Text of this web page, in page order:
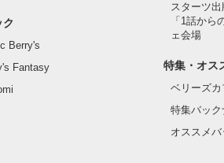
ク
Berry's
Fantasy
スターツ
「1話から
ェ会場
特集・オス
ベリーズ
特集バック
オススメ